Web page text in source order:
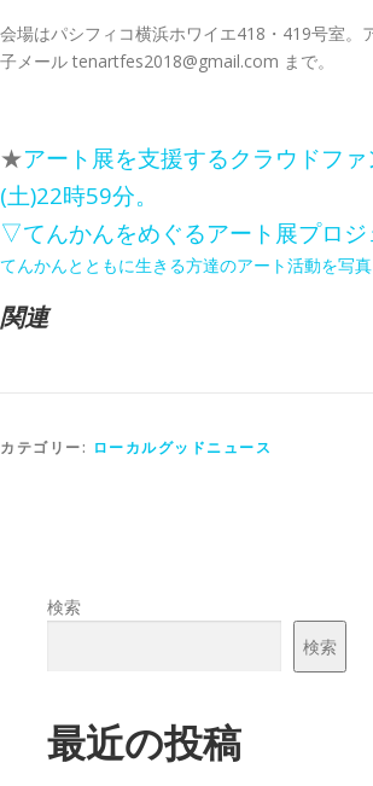
会場はパシフィコ横浜ホワイエ418・419号室
子メール tenartfes2018@gmail.com まで。
★アート展を支援するクラウドフ
(土)22時59分。
▽てんかんをめぐるアート展プロジ
てんかんとともに生きる方達のアート活動を写
関連
カテゴリー: ローカルグッドニュース
検索
検索
最近の投稿